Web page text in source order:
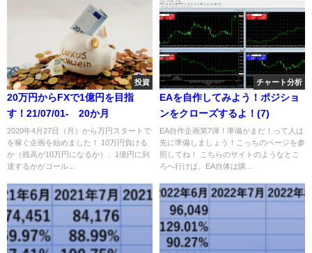
投資
20万円からFXで1億円を目指
す！21/07/01- 20か月
2020年4月27日（月）から万円スタートで
を稼ぐ企画を始めました！ 10万円負ける
か（残高が10万円になるか）、1億円に到
達するかがゴール...
チャート分析
EAを自作してみよう！ポジショ
ンをクローズするよ！(7)
EA自作企画第7弾！準備がまだ！って人は
先に準備しましょう！こっちのページを参
照してね！ こちらのサイトのようなとこ
ろへ行けば、EA自体は購...